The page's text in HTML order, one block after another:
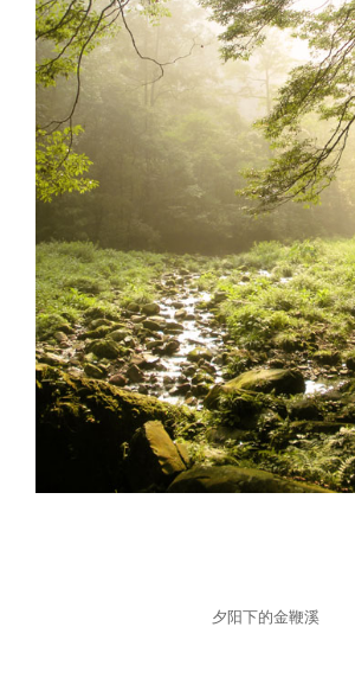
馆领导介绍
组织机构
创作园地
专家库
资讯
展览
最新展览
展览回顾
鲁迅故居
北大红楼
学术研究
史料钩沉
新文化讲堂
鲁迅研究月刊
在线检索系统
手稿
藏书
美术品
故居文物
教育宣传
教育活动介绍
教育活动预约和收费
导览设备租赁
文创产品
夕阳下的金鞭溪